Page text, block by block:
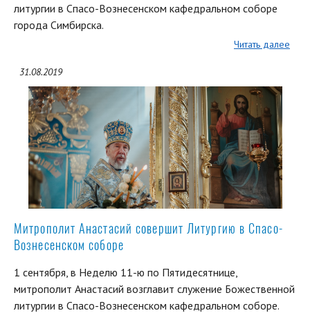
литургии в Спасо-Вознесенском кафедральном соборе
города Симбирска.
Читать далее
31.08.2019
Митрополит Анастасий совершит Литургию в Спасо-
Вознесенском соборе
1 сентября, в Неделю 11-ю по Пятидесятнице,
митрополит Анастасий возглавит служение Божественной
литургии в Спасо-Вознесенском кафедральном соборе.